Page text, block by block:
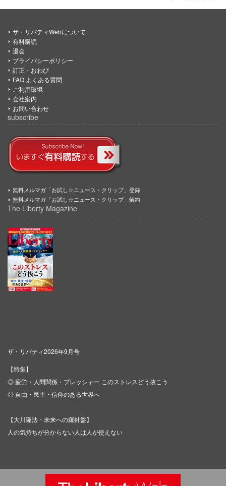
ザ・リバティWebについて
有料購読
退会
プライバシーポリシー
訂正・おわび
FAQ よくある質問
ご利用環境
会社案内
お問い合わせ
subscribe
無料メルマガ「お試し☆ニュース・クリップ」登録
無料メルマガ「お試し☆ニュース・クリップ」解約
The Liberty Magazine
ザ・リバティ2026年9月号
【特集】
◎ 疲労・人間関係・プレッシャー このストレスどう抜こう
◎ 自由・民主・信仰のある世界へ
【大川隆法・未来への羅針盤】
人の気持ちが分からない人は人が使えない